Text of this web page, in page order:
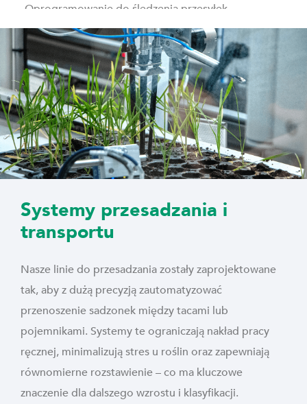
Oprogramowanie do śledzenia przesyłek
Systemy przesadzania i
transportu
Nasze linie do przesadzania zostały zaprojektowane
tak, aby z dużą precyzją zautomatyzować
przenoszenie sadzonek między tacami lub
pojemnikami. Systemy te ograniczają nakład pracy
ręcznej, minimalizują stres u roślin oraz zapewniają
równomierne rozstawienie – co ma kluczowe
znaczenie dla dalszego wzrostu i klasyfikacji.